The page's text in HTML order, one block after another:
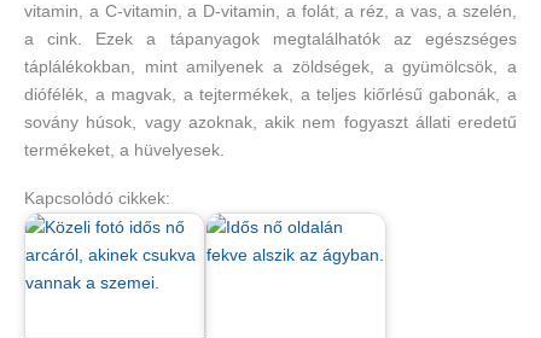
vitamin, a C-vitamin, a D-vitamin, a folát, a réz, a vas, a szelén,
a cink. Ezek a tápanyagok megtalálhatók az egészséges
táplálékokban, mint amilyenek a zöldségek, a gyümölcsök, a
diófélék, a magvak, a tejtermékek, a teljes kiőrlésű gabonák, a
sovány húsok, vagy azoknak, akik nem fogyaszt állati eredetű
termékeket, a hüvelyesek.
Kapcsolódó cikkek: